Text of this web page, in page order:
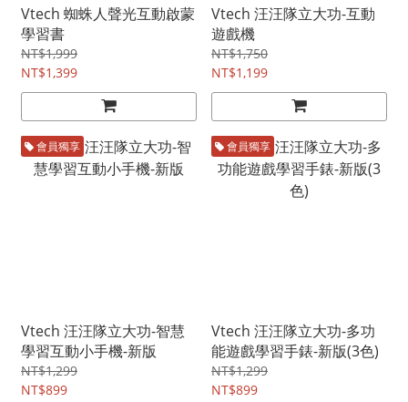
Vtech 蜘蛛人聲光互動啟蒙
學習書
NT$1,999
NT$1,399
Vtech 汪汪隊立大功-互動
遊戲機
NT$1,750
NT$1,199
會員獨享
Vtech 汪汪隊立大功-智慧
學習互動小手機-新版
NT$1,299
NT$899
會員獨享
Vtech 汪汪隊立大功-多功
能遊戲學習手錶-新版(3色)
NT$1,299
NT$899